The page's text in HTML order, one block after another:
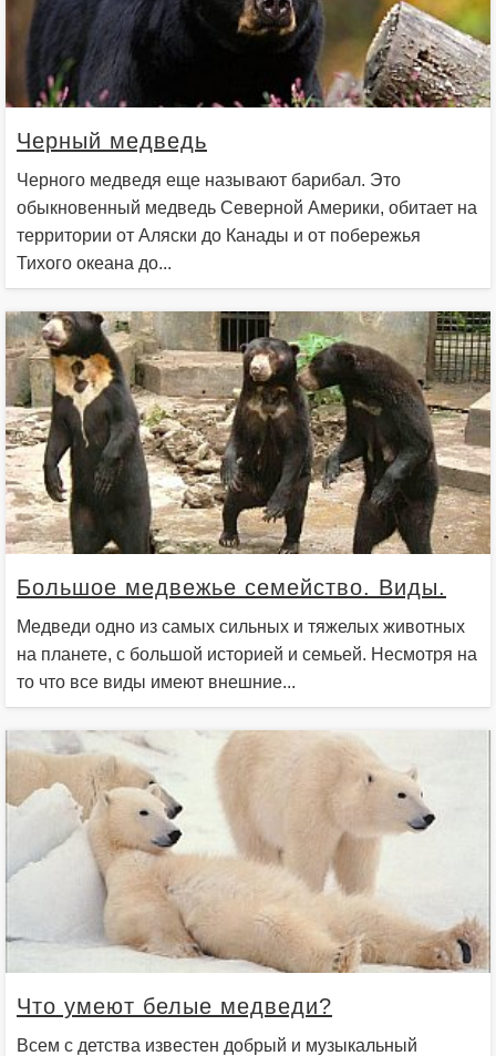
Черный медведь
Черного медведя еще называют барибал. Это
обыкновенный медведь Северной Америки, обитает на
территории от Аляски до Канады и от побережья
Тихого океана до...
Большое медвежье семейство. Виды.
Медведи одно из самых сильных и тяжелых животных
на планете, с большой историей и семьей. Несмотря на
то что все виды имеют внешние...
Что умеют белые медведи?
Всем с детства известен добрый и музыкальный